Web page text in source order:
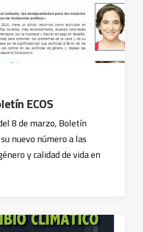
ECOS
8 de marzo, Boletín
su nuevo número a las
y calidad de vida en